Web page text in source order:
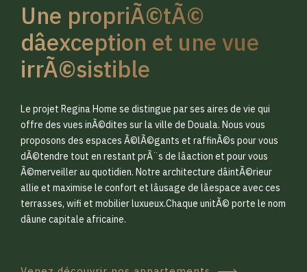
Une propriÃ©tÃ©
dâexception et une vue
irrÃ©sistible
Le projet Regina Home se distingue par ses aires de vie qui
offre des vues inÃ©dites sur la ville de Douala. Nous vous
proposons des espaces Ã©lÃ©gants et raffinÃ©s pour vous
dÃ©tendre tout en restant prÃ¨s de lâaction et pour vous
Ã©merveiller au quotidien. Notre architecture dâintÃ©rieur
allie et maximise le confort et lâusage de lâespace avec ces
terrasses, wifi et mobilier luxueux.Chaque unitÃ© porte le nom
dâune capitale africaine.
0
1
2
3
0
1
2
3